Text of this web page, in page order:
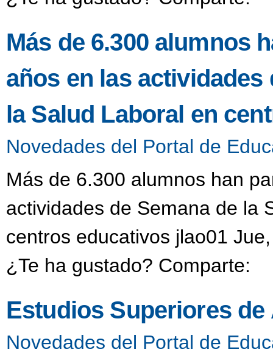
Más de 6.300 alumnos
años en las actividades
la Salud Laboral en
Novedades del Portal de
Más de 6.300 alumnos han
actividades de Semana de la
centros educativos jlao01
¿Te ha gustado? Comparte:
Estudios Superiores
Novedades del Portal de